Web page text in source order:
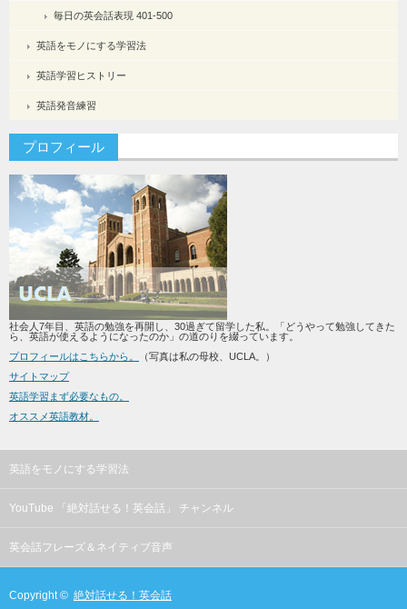
毎日の英会話表現 401-500
英語をモノにする学習法
英語学習ヒストリー
英語発音練習
プロフィール
社会人7年目、英語の勉強を再開し、30過ぎて留学した私。「どうやって勉強してきた
ら、英語が使えるようになったのか」の道のりを綴っています。
プロフィールはこちらから。
（写真は私の母校、UCLA。）
サイトマップ
英語学習まず必要なもの。
オススメ英語教材。
英語をモノにする学習法
YouTube 「絶対話せる！英会話」 チャンネル
英会話フレーズ＆ネイティブ音声
Copyright © 絶対話せる！英会話